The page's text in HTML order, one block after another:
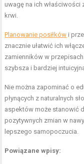
uwagę na ich
krwi.
Planowanie posiłków i
znacznie ułatwić ich
zamienników w
szybsza i bardziej
Nie można zapominać o
płynących z naturalnych
aspektów może stanowić
pozytywnych zmian w
lepszego samopoczucia.
Powiązane wpisy: